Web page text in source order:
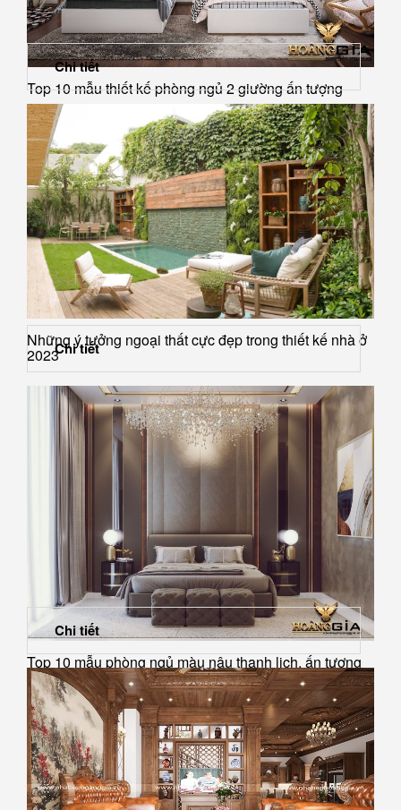
Top 10 mẫu thiết kế phòng ngủ 2 giường ấn tượng
Chi tiết
Những ý tưởng ngoại thất cực đẹp trong thiết kế nhà ở
2023Chi tiết
Top 10 mẫu phòng ngủ màu nâu thanh lịch, ấn tượng
Chi tiết